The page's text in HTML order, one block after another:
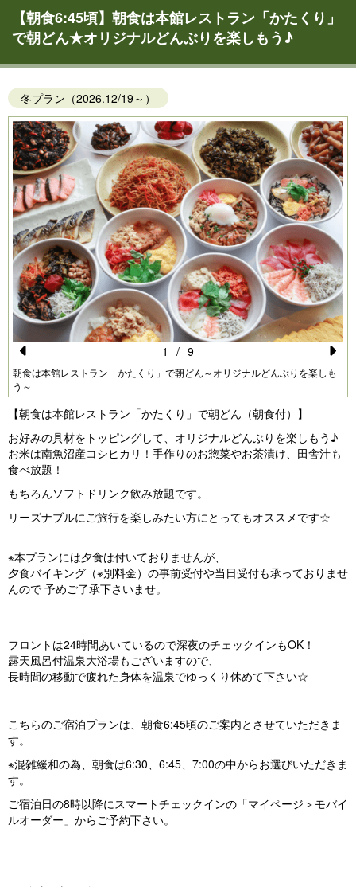
【朝食6:45頃】朝食は本館レストラン「かたくり」
で朝どん★オリジナルどんぶりを楽しもう♪
冬プラン（2026.12/19～）
Pr
e
vi
o
u
s
朝食は本館レストラン「かたくり」で朝どん～オリジナルどんぶりを楽しも
う～
N
e
1 / 9
【朝食は本館レストラン「かたくり」で朝どん（朝食付）】
お好みの具材をトッピングして、オリジナルどんぶりを楽しもう♪
お米は南魚沼産コシヒカリ！手作りのお惣菜やお茶漬け、田舎汁も
食べ放題！
もちろんソフトドリンク飲み放題です。
リーズナブルにご旅行を楽しみたい方にとってもオススメです☆
※本プランには夕食は付いておりませんが、
夕食バイキング（※別料金）の事前受付や当日受付も承っておりませ
んので ​予めご了承下さいませ。
フロントは24時間あいているので深夜のチェックインもOK！
露天風呂付温泉大浴場もございますので、
長時間の移動で疲れた身体を温泉でゆっくり休めて下さい☆
こちらのご宿泊プランは、朝食6:45頃のご案内とさせていただきま
す。
※混雑緩和の為、朝食は6:30、6:45、7:00の中からお選びいただきま
す。
ご宿泊日の8時以降にスマートチェックインの「マイページ＞モバイ
ルオーダー」からご予約下さい。